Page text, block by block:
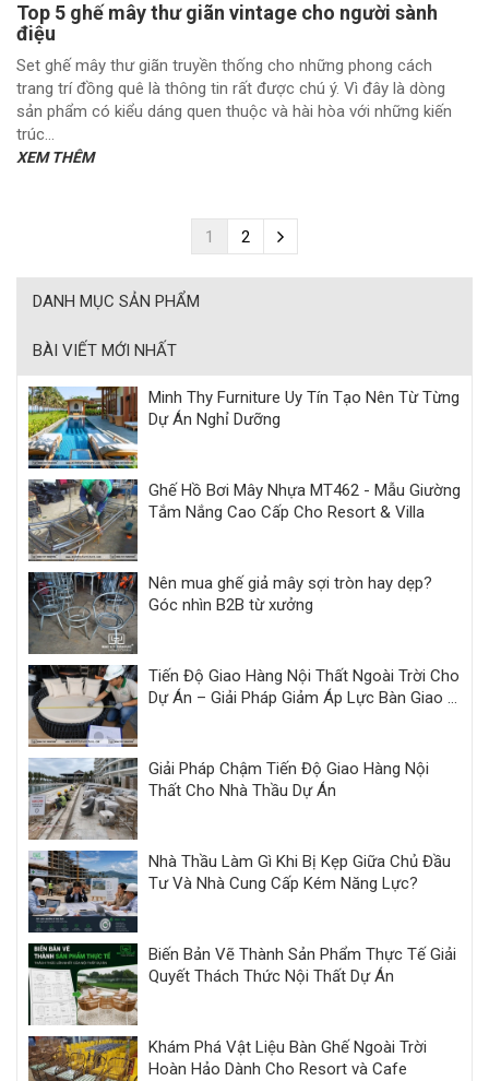
Top 5 ghế mây thư giãn vintage cho người sành
điệu
Set ghế mây thư giãn truyền thống cho những phong cách
trang trí đồng quê là thông tin rất được chú ý. Vì đây là dòng
sản phẩm có kiểu dáng quen thuộc và hài hòa với những kiến
trúc...
XEM THÊM
1 2
DANH MỤC SẢN PHẨM
BÀI VIẾT MỚI NHẤT
Minh Thy Furniture Uy Tín Tạo Nên Từ Từng
Dự Án Nghỉ Dưỡng
Ghế Hồ Bơi Mây Nhựa MT462 - Mẫu Giường
Tắm Nắng Cao Cấp Cho Resort & Villa
Nên mua ghế giả mây sợi tròn hay dẹp?
Góc nhìn B2B từ xưởng
Tiến Độ Giao Hàng Nội Thất Ngoài Trời Cho
Dự Án – Giải Pháp Giảm Áp Lực Bàn Giao |
Giải Pháp Chậm Tiến Độ Giao Hàng Nội
Thất Cho Nhà Thầu Dự Án
Nhà Thầu Làm Gì Khi Bị Kẹp Giữa Chủ Đầu
Tư Và Nhà Cung Cấp Kém Năng Lực?
Biến Bản Vẽ Thành Sản Phẩm Thực Tế Giải
Quyết Thách Thức Nội Thất Dự Án
Khám Phá Vật Liệu Bàn Ghế Ngoài Trời
Hoàn Hảo Dành Cho Resort và Cafe